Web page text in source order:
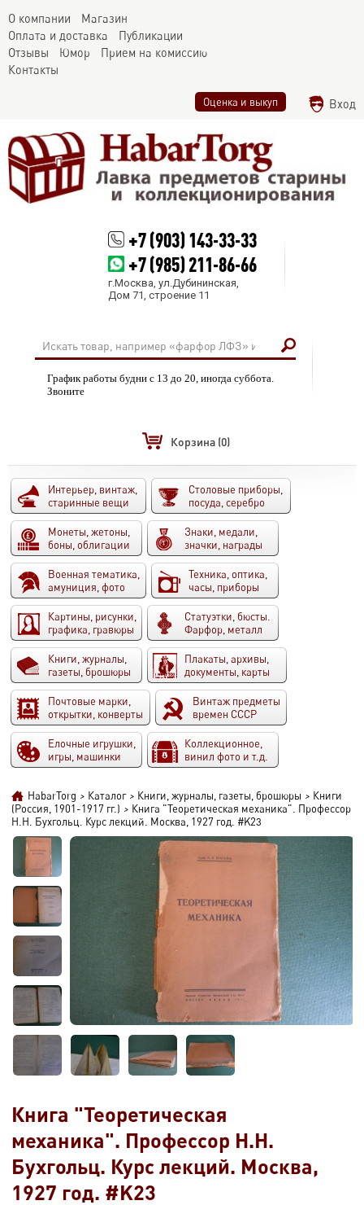
О компании
Магазин
Оплата и доставка
Публикации
Отзывы
Юмор
Прием на комиссию
Контакты
Оценка и выкуп Вход
+7 (903) 143-33-33
+7 (985) 211-86-66
г.Москва, ул.Дубининская,
Дом 71, строение 11
График работы будни с 13 до 20, иногда суббота.
Звоните
Корзина (0)
Интерьер, винтаж,
старинные вещи
Столовые приборы,
посуда, серебро
Монеты, жетоны,
боны, облигации
Знаки, медали,
значки, награды
Военная тематика,
амуниция, фото
Техника, оптика,
часы, приборы
Картины, рисунки,
графика, гравюры
Статуэтки, бюсты.
Фарфор, металл
Книги, журналы,
газеты, брошюры
Плакаты, архивы,
документы, карты
Почтовые марки,
открытки, конверты
Винтаж предметы
времен СССР
Елочные игрушки,
игры, машинки
Коллекционное,
винил фото и т.д.
HabarTorg > Каталог > Книги, журналы, газеты, брошюры > Книги
(Россия, 1901-1917 гг.) > Книга "Теоретическая механика". Профессор
Н.Н. Бухгольц. Курс лекций. Москва, 1927 год. #K23
Книга "Теоретическая
механика". Профессор Н.Н.
Бухгольц. Курс лекций. Москва,
1927 год. #K23